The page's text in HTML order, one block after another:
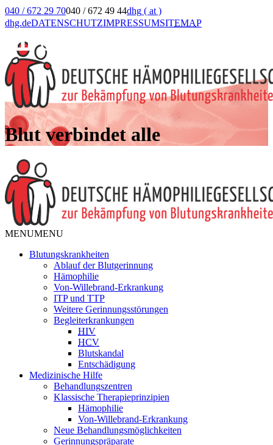
040 / 672 29 70040 / 672 49 44dhg ( at )
dhg.deDATENSCHUTZIMPRESSUMSITEMAP
Blut verbindet alle
MENUMENU
Blutungskrankheiten
Ablauf der Blutgerinnung
Hämophilie
Von-Willebrand-Erkrankung
ITP und TTP
Weitere Gerinnungsstörungen
Begleiterkrankungen
HIV
HCV
Blutskandal
Entschädigung
Medizinische Hilfe
Behandlungszentren
Klassische Therapieprinzipien
Hämophilie
Von-Willebrand-Erkrankung
Neue Behandlungsmöglichkeiten
Gerinnungspräparate